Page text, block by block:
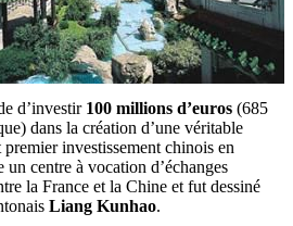
d’investir 100 millions d’euros (685
dans la création d’une véritable
investissement chinois en
centre à vocation d’échanges
la France et la Chine et fut dessiné
Liang Kunhao.